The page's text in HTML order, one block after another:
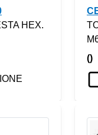
HEX.
()